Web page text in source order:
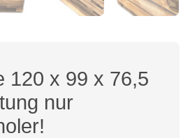
120 x 99 x 76,5
nur